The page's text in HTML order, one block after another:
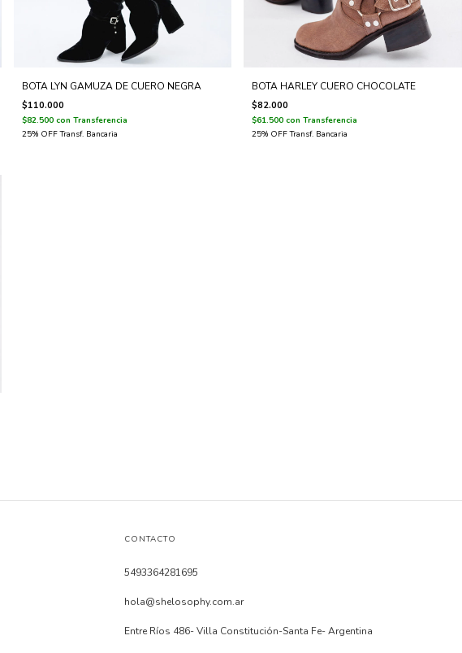
BOTA LYN GAMUZA DE CUERO NEGRA
$110.000
$82.500 con Transferencia
BOTA HARLEY CUERO CHOCOLATE
$82.000
$61.500con Transferencia
CONTACTO
5493364281695
hola@shelosophy.com.ar
Entre Ríos 486- Villa Constitución-Santa Fe- Argentina